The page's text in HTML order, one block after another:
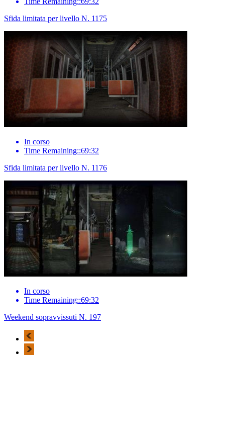
Sfida limitata per livello N. 1175
In corso
Time Remaining::69:32
Sfida limitata per livello N. 1176
In corso
Time Remaining::69:32
Weekend sopravvissuti N. 197